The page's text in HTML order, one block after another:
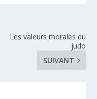
Les valeurs morales du
judo
SUIVANT